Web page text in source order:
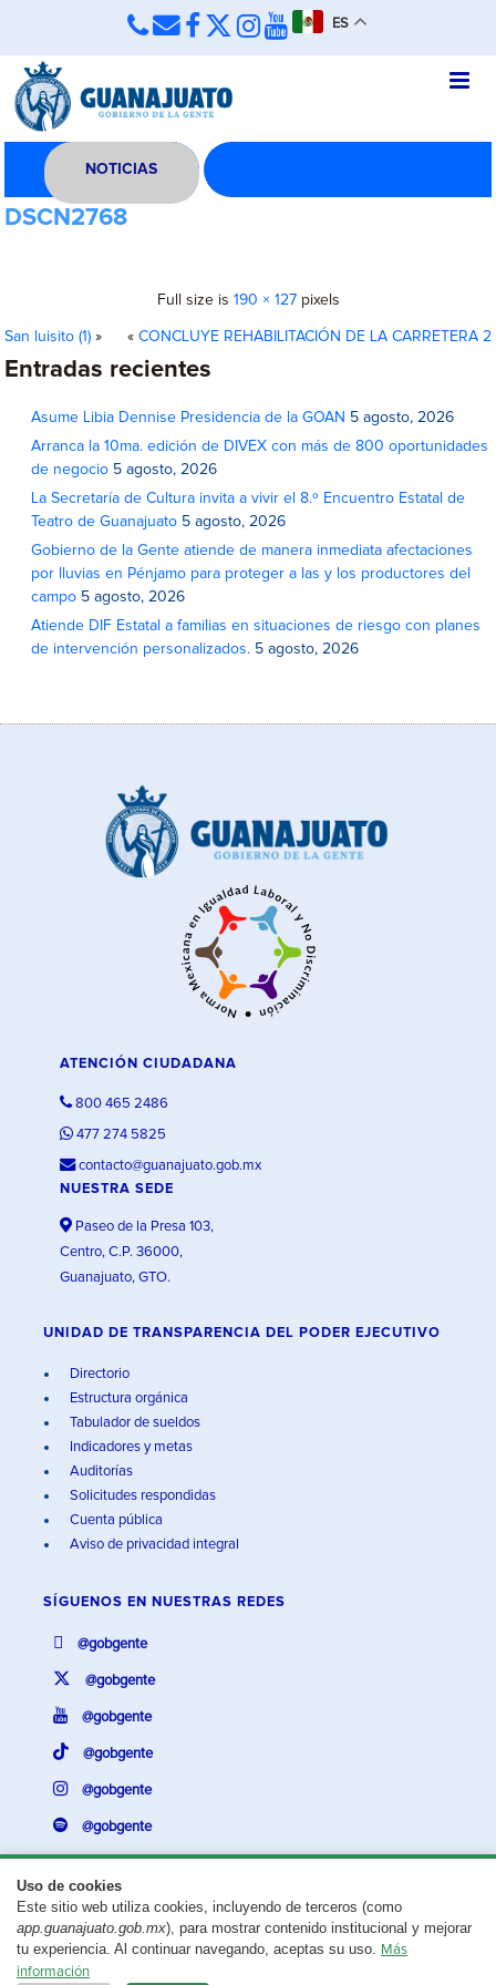
ES
NOTICIAS
DSCN2768
Full size is 190 × 127pixels
San luisito (1) » « CONCLUYE REHABILITACIÓN DE LA CARRETERA 2
Entradas recientes
Asume Libia Dennise Presidencia de la GOAN 5 agosto, 2026
Arranca la 10ma. edición de DIVEX con más de 800 oportunidades
de negocio 5 agosto, 2026
La Secretaría de Cultura invita a vivir el 8.º Encuentro Estatal de
Teatro de Guanajuato 5 agosto, 2026
Gobierno de la Gente atiende de manera inmediata afectaciones
por lluvias en Pénjamo para proteger a las y los productores del
campo 5 agosto, 2026
Atiende DIF Estatal a familias en situaciones de riesgo con planes
de intervención personalizados. 5 agosto, 2026
Uso de cookies
Este sitio web utiliza cookies, incluyendo de terceros (como
app.guanajuato.gob.mx), para mostrar contenido institucional y mejorar
tu experiencia. Al continuar navegando, aceptas su uso. Más
información
ATENCIÓN CIUDADANA
800 465 2486
477 274 5825
contacto@guanajuato.gob.mx
NUESTRA SEDE
Paseo de la Presa 103,
Centro, C.P. 36000,
Guanajuato, GTO.
UNIDAD DE TRANSPARENCIA DEL PODER EJECUTIVO
Directorio
Estructura orgánica
Tabulador de sueldos
Indicadores y metas
Auditorías
Solicitudes respondidas
Cuenta pública
Aviso de privacidad integral
SÍGUENOS EN NUESTRAS REDES
@gobgente
@gobgente
@gobgente
@gobgente
@gobgente
@gobgente
¿Existe algún problema con esta página?Repórtalo aquí.
Aviso legal